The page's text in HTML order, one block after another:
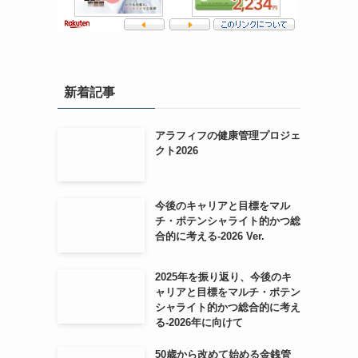
新着記事
アラフィフの健康管理プロジェ
クト2026
今後のキャリアと目標をマル
チ・ポテンシャライト的かつ総
合的に考える-2026 Ver.
2025年を振り返り、今後のキ
ャリアと目標をマルチ・ポテン
シャライト的かつ総合的に考え
る-2026年に向けて
50歳から改めて始める金銭管